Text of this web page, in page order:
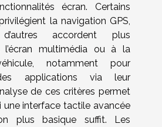
écran. Certains
la navigation GPS,
accordent plus
l’écran multimédia ou à la
notamment pour
applications via leur
de ces critères permet
une interface tactile avancée
plus basique suffit. Les